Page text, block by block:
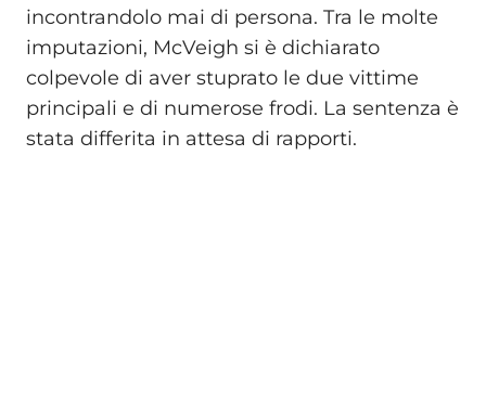
incontrandolo mai di persona. Tra le molte
imputazioni, McVeigh si è dichiarato
colpevole di aver stuprato le due vittime
principali e di numerose frodi. La sentenza è
stata differita in attesa di rapporti.